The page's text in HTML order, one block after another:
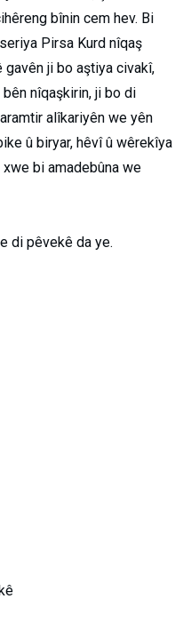
bînin cem hev. Bi
Pirsa Kurd nîqaş
ji bo aştiya civakî,
nîqaşkirin, ji bo di
alîkariyên we yên
û biryar, hêvî û wêrekîya
bi amadebûna we
di pêvekê da ye.